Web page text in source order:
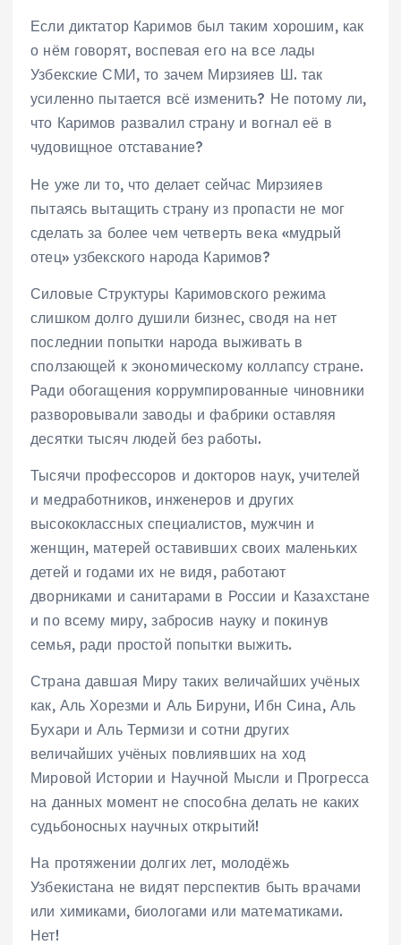
Если диктатор Каримов был таким хорошим, как
о нём говорят, воспевая его на все лады
Узбекские СМИ, то зачем Мирзияев Ш. так
усиленно пытается всё изменить? Не потому ли,
что Каримов развалил страну и вогнал её в
чудовищное отставание?
Не уже ли то, что делает сейчас Мирзияев
пытаясь вытащить страну из пропасти не мог
сделать за более чем четверть века «мудрый
отец» узбекского народа Каримов?
Силовые Структуры Каримовского режима
слишком долго душили бизнес, сводя на нет
последнии попытки народа выживать в
сползающей к экономическому коллапсу стране.
Ради обогащения коррумпированные чиновники
разворовывали заводы и фабрики оставляя
десятки тысяч людей без работы.
Тысячи профессоров и докторов наук, учителей
и медработников, инженеров и других
высококлассных специалистов, мужчин и
женщин, матерей оставивших своих маленьких
детей и годами их не видя, работают
дворниками и санитарами в России и Казахстане
и по всему миру, забросив науку и покинув
семья, ради простой попытки выжить.
Страна давшая Миру таких величайших учёных
как, Аль Хорезми и Аль Бируни, Ибн Сина, Аль
Бухари и Аль Термизи и сотни других
величайших учёных повлиявших на ход
Мировой Истории и Научной Мысли и Прогресса
на данных момент не способна делать не каких
судьбоносных научных открытий!
На протяжении долгих лет, молодёжь
Узбекистана не видят перспектив быть врачами
или химиками, биологами или математиками.
Нет!